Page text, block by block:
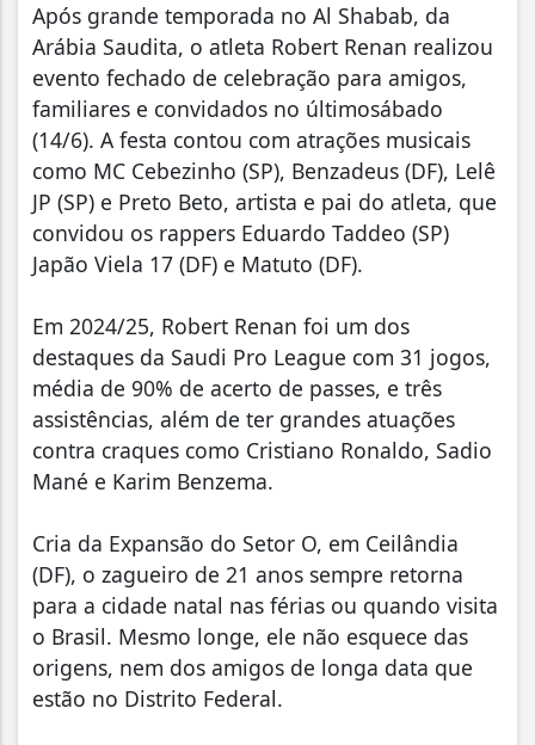
Após grande temporada no Al Shabab, da
Arábia Saudita, o atleta Robert Renan realizou
evento fechado de celebração para amigos,
familiares e convidados no últimosábado
(14/6). A festa contou com atrações musicais
como MC Cebezinho (SP), Benzadeus (DF), Lelê
JP (SP) e Preto Beto, artista e pai do atleta, que
convidou os rappers Eduardo Taddeo (SP)
Japão Viela 17 (DF) e Matuto (DF).
Em 2024/25, Robert Renan foi um dos
destaques da Saudi Pro League com 31 jogos,
média de 90% de acerto de passes, e três
assistências, além de ter grandes atuações
contra craques como Cristiano Ronaldo, Sadio
Mané e Karim Benzema.
Cria da Expansão do Setor O, em Ceilândia
(DF), o zagueiro de 21 anos sempre retorna
para a cidade natal nas férias ou quando visita
o Brasil. Mesmo longe, ele não esquece das
origens, nem dos amigos de longa data que
estão no Distrito Federal.